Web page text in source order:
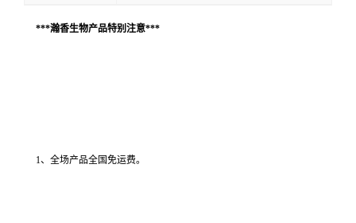
***瀚香生物产品特别注意***
1、全场产品全国免运费。